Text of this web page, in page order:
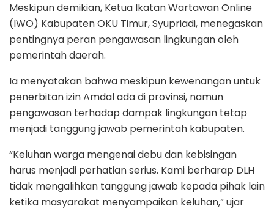
Meskipun demikian, Ketua Ikatan Wartawan Online
(IWO) Kabupaten OKU Timur, Syupriadi, menegaskan
pentingnya peran pengawasan lingkungan oleh
pemerintah daerah.
Ia menyatakan bahwa meskipun kewenangan untuk
penerbitan izin Amdal ada di provinsi, namun
pengawasan terhadap dampak lingkungan tetap
menjadi tanggung jawab pemerintah kabupaten.
“Keluhan warga mengenai debu dan kebisingan
harus menjadi perhatian serius. Kami berharap DLH
tidak mengalihkan tanggung jawab kepada pihak lain
ketika masyarakat menyampaikan keluhan,” ujar